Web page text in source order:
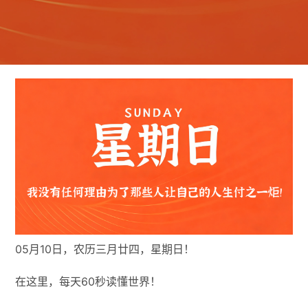
05月10日，农历三月廿四，星期日！
在这里，每天60秒读懂世界！